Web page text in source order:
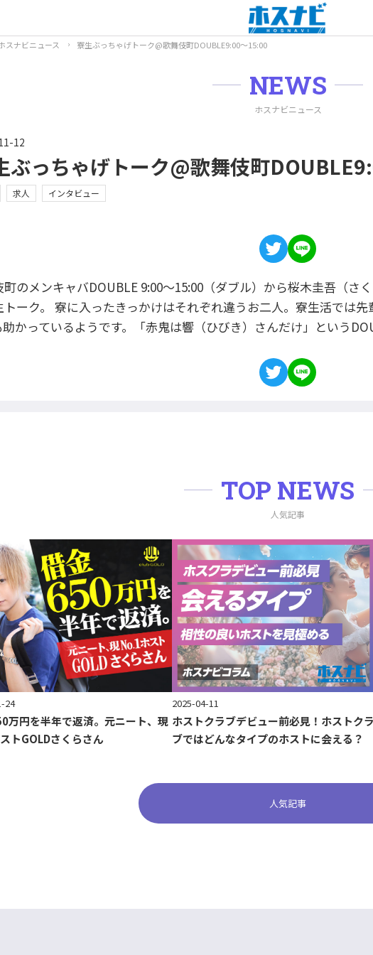
スナビニュース 寮生ぶっちゃげトーク@歌舞伎町DOUBLE9:00～15:00
NEWS
ホスナビニュース
12
ぶっちゃげトーク@歌舞伎町
求人 インタビュー
町のメンキャバDOUBLE 9:00～15:00（ダブル）から桜木圭吾（さ
トーク。 寮に入ったきっかけはそれぞれ違うお二人。寮生活では
助かっているようです。「赤鬼は響（ひびき）さんだけ」という
TOP NEWS
人気記事
24
万円を半年で返済。元ニート、現
トGOLDさくらさん
2025-04-11
ホストクラブデビュー前必見！ホストクラ
ブではどんなタイプのホストに会える？
人気記事